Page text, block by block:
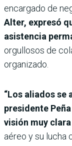
encargado de
Alter, expresó
asistencia
orgullosos de
organizado.
“Los aliados se
presidente Peña
visión muy clara
aéreo y su lucha